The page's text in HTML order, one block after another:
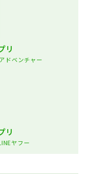
リ
ドベンチャー
リ
ヤフー